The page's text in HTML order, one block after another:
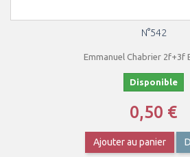
N°542
Emmanuel Chabrier 2f+3f
Disponible
0,50 €
Ajouter au panier